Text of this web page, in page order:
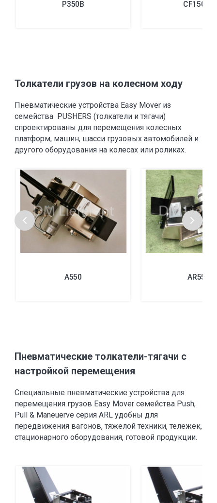
P350B CF1500A
Толкатели грузов на колесном ходу
Пневматические устройства Easy Mover из
семейства PUSHERS (толкатели и тягачи)
спроектированы для перемещения колесных
платформ, машин, шасси грузовых автомобилей и
другого оборудования на колесах или роликах.
A550 AR550
Пневматические толкатели-тягачи с
настройкой перемещения
Специальные пневматические устройства для
перемещения грузов Easy Mover семейства Push,
Pull & Maneuerve серия ARL удобны для
передвижения вагонов, тяжелой техники, тележек,
стационарного оборудования, готовой продукции.